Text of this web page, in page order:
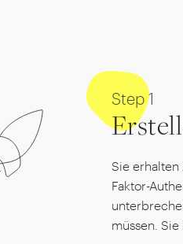
Step1
Sie erhalten
Faktor-
müssen.